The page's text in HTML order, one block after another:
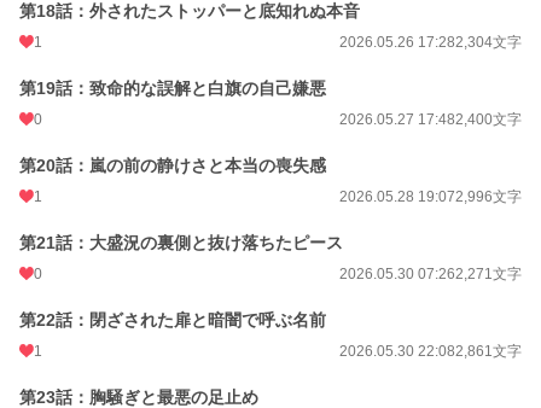
第18話：外されたストッパーと底知れぬ本音
1 2026.05.26 17:282,304文字
第19話：致命的な誤解と白旗の自己嫌悪
0 2026.05.27 17:482,400文字
第20話：嵐の前の静けさと本当の喪失感
1 2026.05.28 19:072,996文字
第21話：大盛況の裏側と抜け落ちたピース
0 2026.05.30 07:262,271文字
第22話：閉ざされた扉と暗闇で呼ぶ名前
1 2026.05.30 22:082,861文字
第23話：胸騒ぎと最悪の足止め